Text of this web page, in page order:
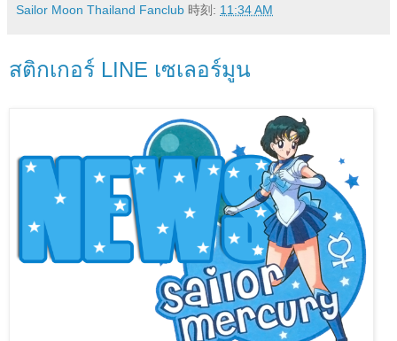
Sailor Moon Thailand Fanclub 時刻: 11:34 AM
สติกเกอร์ LINE เซเลอร์มูน